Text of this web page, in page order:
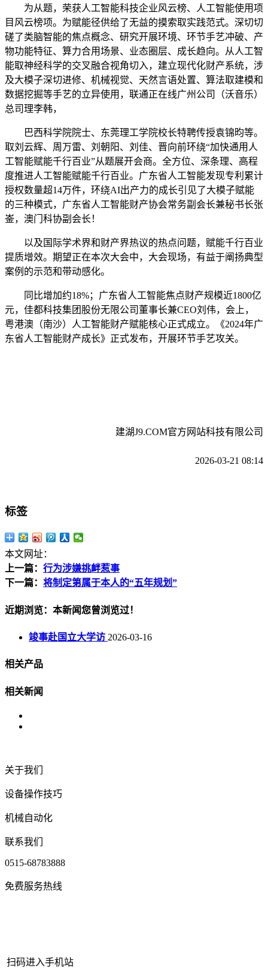
为从题，荣获人工智能科技企业风云榜、人工智能使用项
目风云榜项。为赋能径供给了无益的摸索取实践范式。深切切
磋了类脑智能的焦点概念、研究开展环境、环节手艺冲破、产
物功能特征、算力合用场景、业态圈层、成长趋向。从人工智
能取神经科学的交叉融合视角切入，建立现代化财产系统，涉
及大模子深切进修、机械视觉、天然言语处置、算法取建模和
数据挖掘等手艺的立异使用，联通正在线广州公司（沃音乐）
总司理李韩，
巴西科学院院士、东莞理工学院校长特聘传授袁锦昀等。
取刘云辉、周万雷、刘朝阳、刘佳、晋向前环绕“加快通用人
工智能赋能千行百业”从题展开会商。全方位、深条理、高程
度推进人工智能赋能千行百业。广东省人工智能发现专利累计
授权数量超14万件，环绕AI出产力的成长引见了大模子赋能
的三种模式，广东省人工智能财产协会常务副会长兼秘书长张
崟，澳门科协副会长！
以及国际学术界和财产界热议的热点问题，赋能千行百业
提质增效。期望正在本次大会中，大会现场，有益于阐扬典型
案例的示范和带动感化。
同比增加约18%；广东省人工智能焦点财产规模近1800亿
元，佳都科技集团股份无限公司董事长兼CEO刘伟，会上，
粤港澳（南沙）人工智能财产赋能核心正式成立。《2024年广
东省人工智能财产成长》正式发布，开展环节手艺攻关。
建湖J9.COM官方网站科技有限公司
2026-03-21 08:14
标签
本文网址：
上一篇： 行为涉嫌挑衅惹事
下一篇： 将制定第属于本人的“五年规划”
近期浏览：本新闻您曾浏览过！
竣事赴国立大学访 2026-03-16
相关产品
相关新闻
关于我们
设备操作技巧
机械自动化
联系我们
0515-68783888
免费服务热线
扫码进入手机站